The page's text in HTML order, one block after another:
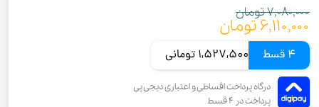
۷,۰۸۰,۰۰۰ تومان
۶,۱۱۰,۰۰۰ تومان
4 قسط 1,527,500 تومانی